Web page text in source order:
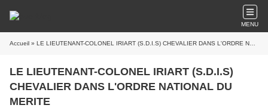
MENU
Accueil » LE LIEUTENANT-COLONEL IRIART (S.D.I.S) CHEVALIER DANS L'ORDRE NATIONAL DU MERITE
LE LIEUTENANT-COLONEL IRIART (S.D.I.S)
CHEVALIER DANS L'ORDRE NATIONAL DU
MERITE